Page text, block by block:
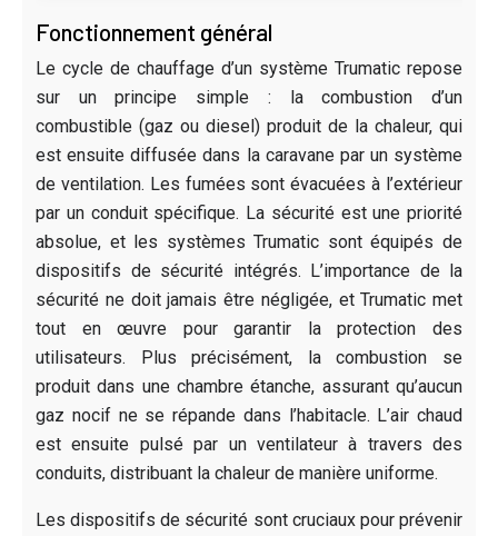
Fonctionnement général
Le cycle de chauffage d’un système Trumatic repose
sur un principe simple : la combustion d’un
combustible (gaz ou diesel) produit de la chaleur, qui
est ensuite diffusée dans la caravane par un système
de ventilation. Les fumées sont évacuées à l’extérieur
par un conduit spécifique. La sécurité est une priorité
absolue, et les systèmes Trumatic sont équipés de
dispositifs de sécurité intégrés. L’importance de la
sécurité ne doit jamais être négligée, et Trumatic met
tout en œuvre pour garantir la protection des
utilisateurs. Plus précisément, la combustion se
produit dans une chambre étanche, assurant qu’aucun
gaz nocif ne se répande dans l’habitacle. L’air chaud
est ensuite pulsé par un ventilateur à travers des
conduits, distribuant la chaleur de manière uniforme.
Les dispositifs de sécurité sont cruciaux pour prévenir